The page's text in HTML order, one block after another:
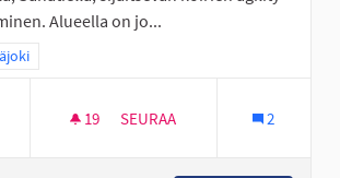
Alueella on jo...
mukaan: Eteläinen Seinäjoki
19 19 SEURAAJAA
SEURAA 2